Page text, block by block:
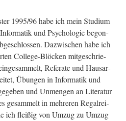
1995/96 habe ich mein Stu­di­um
und Psy­cho­lo­gie begon­
Dazwi­schen habe ich
Col­lege-Blö­cken mit­ge­schrie­
Refe­ra­te und Haus­ar­
Übun­gen in Infor­ma­tik und
und Unmen­gen an Lite­ra­tur
gesam­melt in meh­re­ren Regal­rei­
ich flei­ßig von Umzug zu Umzug